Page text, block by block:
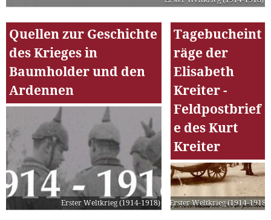
Erster Weltkrieg (1914-1918)
Quellen zur Geschichte
des Krieges in
Baumholder und den
Ardennen
Erster Weltkrieg (1914-1918)
Tagebucheint
räge der
Elisabeth
Kreiter -
Feldpostbrief
e des Kurt
Kreiter